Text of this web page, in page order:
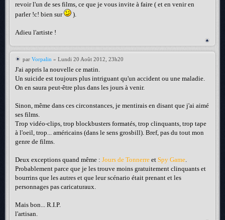
revoir l'un de ses films, ce que je vous invite à faire ( et en venir en
parler !c! bien sur
).
Adieu l'artiste !
par Vorpalin » Lundi 20 Août 2012, 23h20
J'ai appris la nouvelle ce matin.
Un suicide est toujours plus intriguant qu'un accident ou une maladie.
On en saura peut-être plus dans les jours à venir.
Sinon, même dans ces circonstances, je mentirais en disant que j'ai aimé
ses films.
Trop vidéo-clips, trop blockbusters formatés, trop clinquants, trop tape
à l'oeil, trop... américains (dans le sens grosbill). Bref, pas du tout mon
genre de films.
Deux exceptions quand même : Jours de Tonnerre et Spy Game.
Probablement parce que je les trouve moins gratuitement clinquants et
bourrins que les autres et que leur scénario était prenant et les
personnages pas caricaturaux.
Mais bon... R.I.P.
l'artisan.